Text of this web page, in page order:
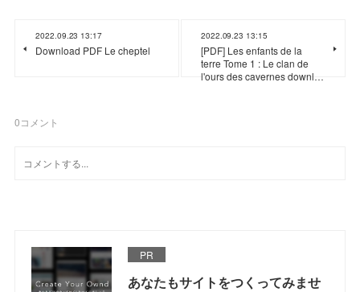
2022.09.23 13:17
Download PDF Le cheptel
2022.09.23 13:15
[PDF] Les enfants de la
terre Tome 1 : Le clan de
l'ours des cavernes downl…
0コメント
PR
あなたもサイトをつくってみませ